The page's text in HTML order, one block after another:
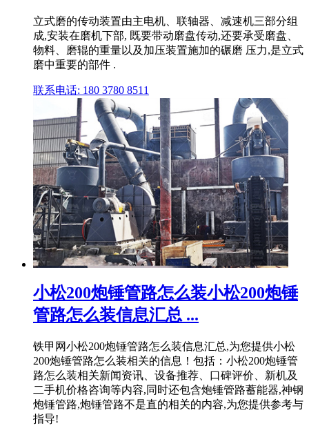
立式磨的传动装置由主电机、联轴器、减速机三部分组
成,安装在磨机下部, 既要带动磨盘传动,还要承受磨盘、
物料、磨辊的重量以及加压装置施加的碾磨 压力,是立式
磨中重要的部件 .
联系电话: 180 3780 8511
小松200炮锤管路怎么装小松200炮锤
管路怎么装信息汇总 ...
铁甲网小松200炮锤管路怎么装信息汇总,为您提供小松
200炮锤管路怎么装相关的信息！包括：小松200炮锤管
路怎么装相关新闻资讯、设备推荐、口碑评价、新机及
二手机价格咨询等内容,同时还包含炮锤管路蓄能器,神钢
炮锤管路,炮锤管路不是直的相关的内容,为您提供参考与
指导!